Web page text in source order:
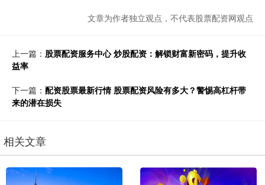
文章为作者独立观点，不代表股票配资网观点
上一篇： 股票配资服务中心 炒股配资：解锁财富新密码，提升收
益率
下一篇： 配资股票最新行情 股票配资风险有多大？警惕高杠杆带
来的潜在损失
相关文章